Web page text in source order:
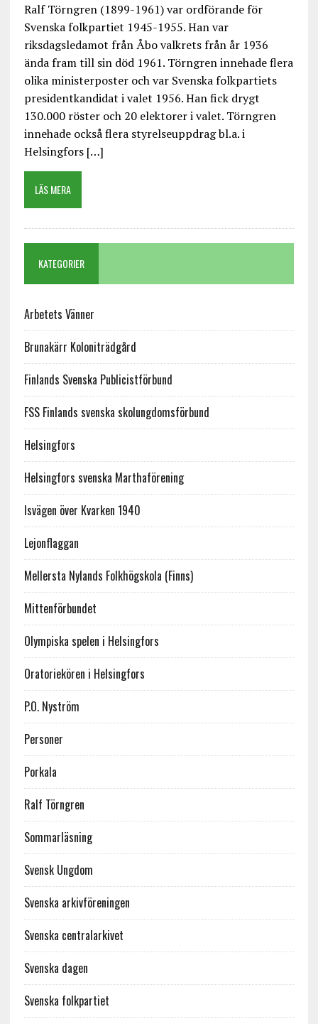
Ralf Törngren (1899-1961) var ordförande för
Svenska folkpartiet 1945-1955. Han var
riksdagsledamot från Åbo valkrets från år 1936
ända fram till sin död 1961. Törngren innehade flera
olika ministerposter och var Svenska folkpartiets
presidentkandidat i valet 1956. Han fick drygt
130.000 röster och 20 elektorer i valet. Törngren
innehade också flera styrelseuppdrag bl.a. i
Helsingfors […]
LÄS MERA
KATEGORIER
Arbetets Vänner
Brunakärr Koloniträdgård
Finlands Svenska Publicistförbund
FSS Finlands svenska skolungdomsförbund
Helsingfors
Helsingfors svenska Marthaförening
Isvägen över Kvarken 1940
Lejonflaggan
Mellersta Nylands Folkhögskola (Finns)
Mittenförbundet
Olympiska spelen i Helsingfors
Oratoriekören i Helsingfors
P.O. Nyström
Personer
Porkala
Ralf Törngren
Sommarläsning
Svensk Ungdom
Svenska arkivföreningen
Svenska centralarkivet
Svenska dagen
Svenska folkpartiet